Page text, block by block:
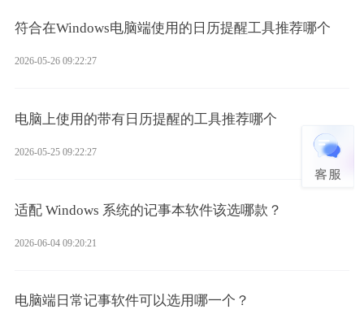
符合在Windows电脑端使用的日历提醒工具推荐哪个
2026-05-26 09:22:27
电脑上使用的带有日历提醒的工具推荐哪个
2026-05-25 09:22:27
适配 Windows 系统的记事本软件该选哪款？
2026-06-04 09:20:21
电脑端日常记事软件可以选用哪一个？